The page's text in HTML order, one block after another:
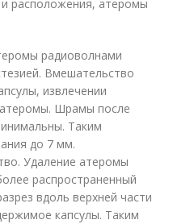
расположения, атеромы
радиоволнами
Вмешательство
извлечении
Шрамы после
Таким
до 7 мм.
Удаление атеромы
распространенный
вдоль верхней части
капсулы. Таким